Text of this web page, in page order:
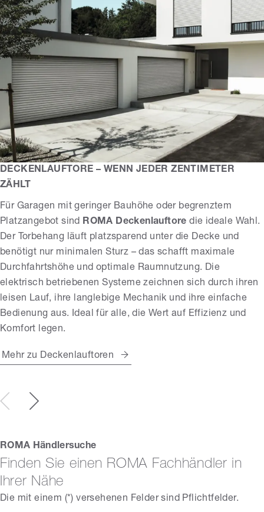
DECKENLAUFTORE – WENN JEDER ZENTIMETER
ZÄHLT
Für Garagen mit geringer Bauhöhe oder begrenztem
Platzangebot sind ROMA Deckenlauftore die ideale Wahl.
Der Torbehang läuft platzsparend unter die Decke und
benötigt nur minimalen Sturz – das schafft maximale
Durchfahrtshöhe und optimale Raumnutzung. Die
elektrisch betriebenen Systeme zeichnen sich durch ihren
leisen Lauf, ihre langlebige Mechanik und ihre einfache
Bedienung aus. Ideal für alle, die Wert auf Effizienz und
Komfort legen.
Mehr zu Deckenlauftoren
ROMA Händlersuche
Finden Sie einen ROMA Fachhändler in
Ihrer Nähe
Die mit einem (*) versehenen Felder sind Pflichtfelder.